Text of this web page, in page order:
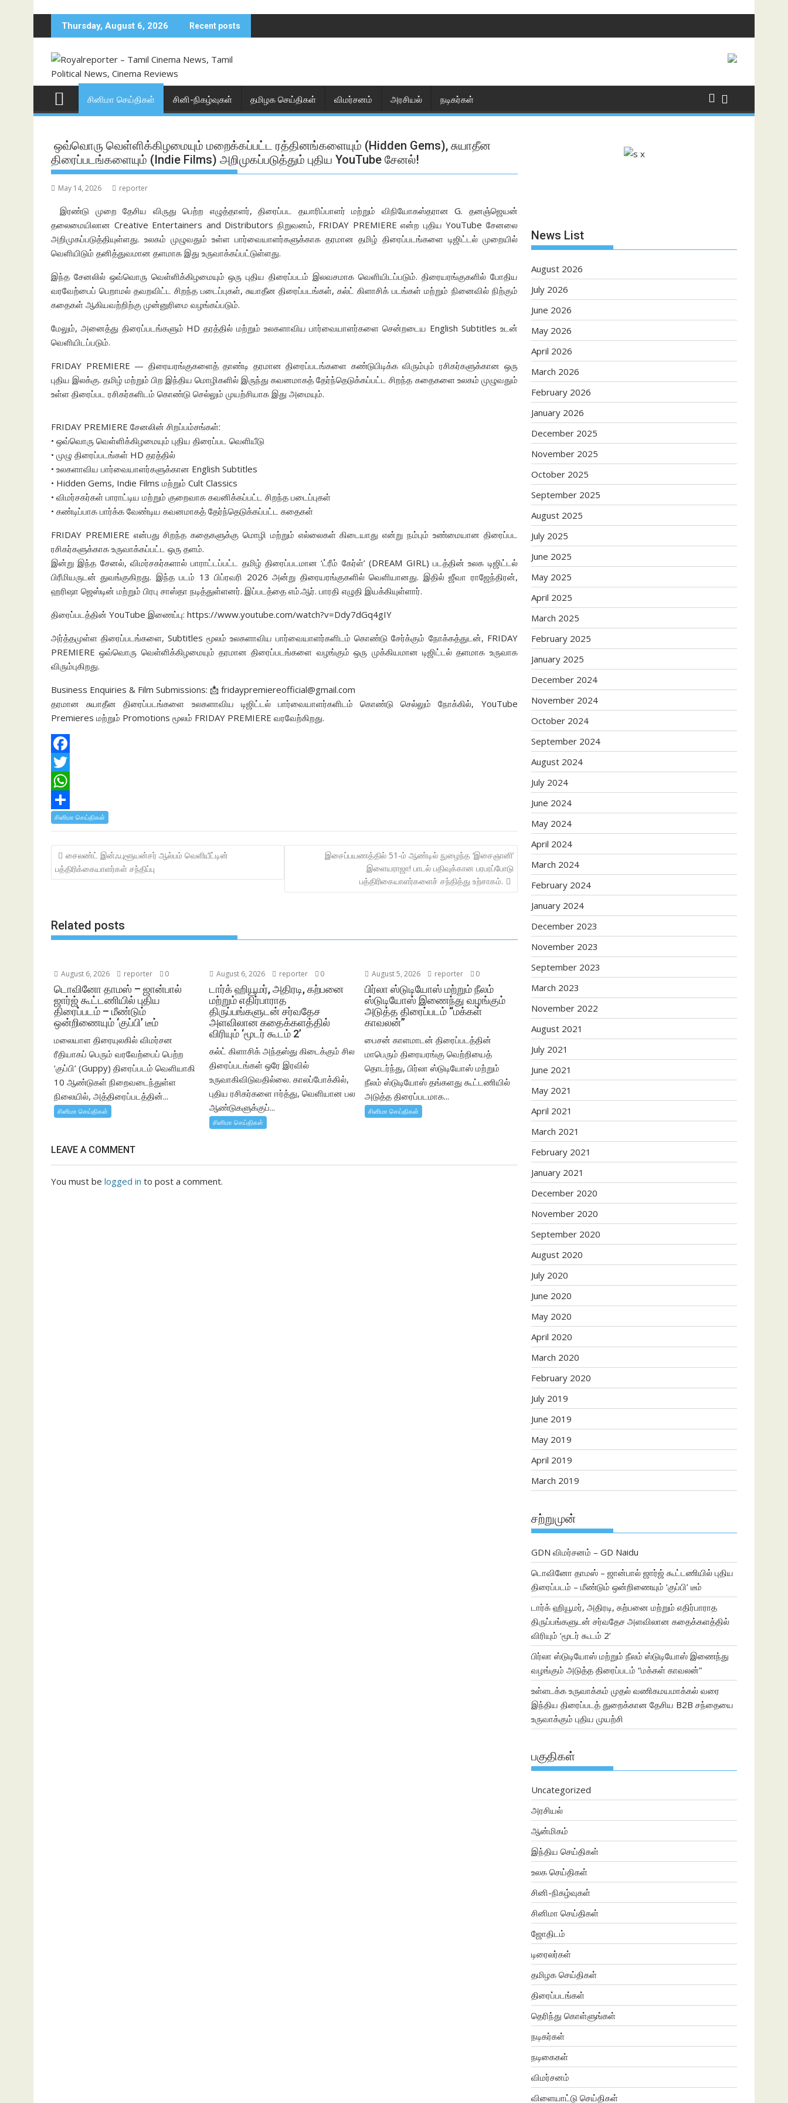
content
Thursday, August 6, 2026 Recent posts
சினிமா செய்திகள் சினி-நிகழ்வுகள் தமிழக செய்திகள் விமர்சனம் அரசியல் நடிகர்கள்
ஒவ்வொரு வெள்ளிக்கிழமையும் மறைக்கப்பட்ட ரத்தினங்களையும் (Hidden Gems), சுயாதீன
திரைப்படங்களையும் (Indie Films) அறிமுகப்படுத்தும் புதிய YouTube சேனல்!
May 14, 2026 reporter
இரண்டு முறை தேசிய விருது பெற்ற எழுத்தாளர், திரைப்பட தயாரிப்பாளர் மற்றும் விநியோகஸ்தரான G. தனஞ்ஜெயன்
தலைமையிலான Creative Entertainers and Distributors நிறுவனம், FRIDAY PREMIERE என்ற புதிய YouTube சேனலை
அறிமுகப்படுத்தியுள்ளது. உலகம் முழுவதும் உள்ள பார்வையாளர்களுக்காக தரமான தமிழ் திரைப்படங்களை டிஜிட்டல் முறையில்
வெளியிடும் தனித்துவமான தளமாக இது உருவாக்கப்பட்டுள்ளது.
இந்த சேனலில் ஒவ்வொரு வெள்ளிக்கிழமையும் ஒரு புதிய திரைப்படம் இலவசமாக வெளியிடப்படும். திரையரங்குகளில் போதிய
வரவேற்பைப் பெறாமல் தவறவிட்ட சிறந்த படைப்புகள், சுயாதீன திரைப்படங்கள், கல்ட் கிளாசிக் படங்கள் மற்றும் நினைவில் நிற்கும்
கதைகள் ஆகியவற்றிற்கு முன்னுரிமை வழங்கப்படும்.
மேலும், அனைத்து திரைப்படங்களும் HD தரத்தில் மற்றும் உலகளாவிய பார்வையாளர்களை சென்றடைய English Subtitles உடன்
வெளியிடப்படும்.
FRIDAY PREMIERE — திரையரங்குகளைத் தாண்டி தரமான திரைப்படங்களை கண்டுபிடிக்க விரும்பும் ரசிகர்களுக்கான ஒரு
புதிய இலக்கு. தமிழ் மற்றும் பிற இந்திய மொழிகளில் இருந்து கவனமாகத் தேர்ந்தெடுக்கப்பட்ட சிறந்த கதைகளை உலகம் முழுவதும்
உள்ள திரைப்பட ரசிகர்களிடம் கொண்டு செல்லும் முயற்சியாக இது அமையும்.
FRIDAY PREMIERE சேனலின் சிறப்பம்சங்கள்:
• ஒவ்வொரு வெள்ளிக்கிழமையும் புதிய திரைப்பட வெளியீடு
• முழு திரைப்படங்கள் HD தரத்தில்
• உலகளாவிய பார்வையாளர்களுக்கான English Subtitles
• Hidden Gems, Indie Films மற்றும் Cult Classics
• விமர்சகர்கள் பாராட்டிய மற்றும் குறைவாக கவனிக்கப்பட்ட சிறந்த படைப்புகள்
• கண்டிப்பாக பார்க்க வேண்டிய கவனமாகத் தேர்ந்தெடுக்கப்பட்ட கதைகள்
FRIDAY PREMIERE என்பது சிறந்த கதைகளுக்கு மொழி மற்றும் எல்லைகள் கிடையாது என்று நம்பும் உண்மையான திரைப்பட
ரசிகர்களுக்காக உருவாக்கப்பட்ட ஒரு தளம்.
இன்று இந்த சேனல், விமர்சகர்களால் பாராட்டப்பட்ட தமிழ் திரைப்படமான ‘ட்ரீம் கேர்ள்’ (DREAM GIRL) படத்தின் உலக டிஜிட்டல்
பிரீமியருடன் துவங்குகிறது. இந்த படம் 13 பிப்ரவரி 2026 அன்று திரையரங்குகளில் வெளியானது. இதில் ஜீவா ராஜேந்திரன்,
ஹரிஷா ஜெஸ்டின் மற்றும் பிரபு சாஸ்தா நடித்துள்ளனர். இப்படத்தை எம்.ஆர். பாரதி எழுதி இயக்கியுள்ளார்.
திரைப்படத்தின் YouTube இணைப்பு: https://www.youtube.com/watch?v=Ddy7dGq4gIY
அர்த்தமுள்ள திரைப்படங்களை, Subtitles மூலம் உலகளாவிய பார்வையாளர்களிடம் கொண்டு சேர்க்கும் நோக்கத்துடன், FRIDAY
PREMIERE ஒவ்வொரு வெள்ளிக்கிழமையும் தரமான திரைப்படங்களை வழங்கும் ஒரு முக்கியமான டிஜிட்டல் தளமாக உருவாக
விரும்புகிறது.
Business Enquiries & Film Submissions: 📩 fridaypremiereofficial@gmail.com
தரமான சுயாதீன திரைப்படங்களை உலகளாவிய டிஜிட்டல் பார்வையாளர்களிடம் கொண்டு செல்லும் நோக்கில், YouTube
Premieres மற்றும் Promotions மூலம் FRIDAY PREMIERE வரவேற்கிறது.
F
a
e
o
T
w
e
W
h
s
p
Sசினிமா செய்திகள்
Post
navigation
சைலண்ட் இன்ஃபுளூயன்சர் ஆல்பம் வெளியீட்டின்
பத்திரிக்கையாளர்கள் சந்திப்பு
இசைப்பயணத்தில் 51-ம் ஆண்டில் நுழைந்த ‘இசைஞானி’
இளையராஜா! பாடல் பதிவுக்கான பரபரப்போடு
பத்திரிகையாளர்களைச் சந்தித்து உற்சாகம்.
Related posts
August 6, 2026 reporter 0
டொவினோ தாமஸ் – ஜான்பால்
ஜார்ஜ் கூட்டணியில் புதிய
திரைப்படம் – மீண்டும்
ஒன்றிணையும் ‘குப்பி’ டீம்
மலையாள திரையுலகில் விமர்சன
ரீதியாகப் பெரும் வரவேற்பைப் பெற்ற
‘குப்பி’ (Guppy) திரைப்படம் வெளியாகி
10 ஆண்டுகள் நிறைவடைந்துள்ள
நிலையில், அத்திரைப்படத்தின்...
சினிமா செய்திகள்
August 6, 2026 reporter 0
டார்க் ஹியூமர், அதிரடி, கற்பனை
மற்றும் எதிர்பாராத
திருப்பங்களுடன் சர்வதேச
அளவிலான கதைக்களத்தில்
விரியும் ‘மூடர் கூடம் 2’
கல்ட் கிளாசிக் அந்தஸ்து கிடைக்கும் சில
திரைப்படங்கள் ஒரே இரவில்
உருவாகிவிடுவதில்லை. காலப்போக்கில்,
புதிய ரசிகர்களை ஈர்த்து, வெளியான பல
ஆண்டுகளுக்குப்...
சினிமா செய்திகள்
August 5, 2026 reporter 0
பிர்லா ஸ்டுடியோஸ் மற்றும் நீலம்
ஸ்டுடியோஸ் இணைந்து வழங்கும்
அடுத்த திரைப்படம் “மக்கள்
காவலன்”
பைசன் காளமாடன் திரைப்படத்தின்
மாபெரும் திரையரங்கு வெற்றியைத்
தொடர்ந்து, பிர்லா ஸ்டுடியோஸ் மற்றும்
நீலம் ஸ்டுடியோஸ் தங்களது கூட்டணியில்
அடுத்த திரைப்படமாக...
சினிமா செய்திகள்
LEAVE A COMMENT
You must be logged in to post a comment.
News List
August 2026
July 2026
June 2026
May 2026
April 2026
March 2026
February 2026
January 2026
December 2025
November 2025
October 2025
September 2025
August 2025
July 2025
June 2025
May 2025
April 2025
March 2025
February 2025
January 2025
December 2024
November 2024
October 2024
September 2024
August 2024
July 2024
June 2024
May 2024
April 2024
March 2024
February 2024
January 2024
December 2023
November 2023
September 2023
March 2023
November 2022
August 2021
July 2021
June 2021
May 2021
April 2021
March 2021
February 2021
January 2021
December 2020
November 2020
September 2020
August 2020
July 2020
June 2020
May 2020
April 2020
March 2020
February 2020
July 2019
June 2019
May 2019
April 2019
March 2019
சற்றுமுன்
GDN விமர்சனம் – GD Naidu
டொவினோ தாமஸ் – ஜான்பால் ஜார்ஜ் கூட்டணியில் புதிய
திரைப்படம் – மீண்டும் ஒன்றிணையும் ‘குப்பி’ டீம்
டார்க் ஹியூமர், அதிரடி, கற்பனை மற்றும் எதிர்பாராத
திருப்பங்களுடன் சர்வதேச அளவிலான கதைக்களத்தில்
விரியும் ‘மூடர் கூடம் 2’
பிர்லா ஸ்டுடியோஸ் மற்றும் நீலம் ஸ்டுடியோஸ் இணைந்து
வழங்கும் அடுத்த திரைப்படம் “மக்கள் காவலன்”
உள்ளடக்க உருவாக்கம் முதல் வணிகமயமாக்கல் வரை
இந்திய திரைப்படத் துறைக்கான தேசிய B2B சந்தையை
உருவாக்கும் புதிய முயற்சி
பகுதிகள்
Uncategorized
அரசியல்
ஆன்மிகம்
இந்திய செய்திகள்
உலக செய்திகள்
சினி-நிகழ்வுகள்
சினிமா செய்திகள்
ஜோதிடம்
டிரைலர்கள்
தமிழக செய்திகள்
திரைப்படங்கள்
தெரிந்து கொள்ளுங்கள்
நடிகர்கள்
நடிகைகள்
விமர்சனம்
விளையாட்டு செய்திகள்